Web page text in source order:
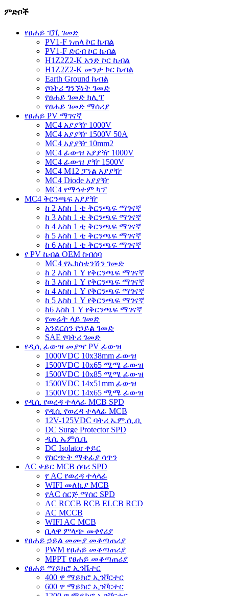
ምድቦች
የፀሐይ ፒቪ ገመድ
PV1-F ነጠላ ኮር ኬብል
PV1-F ድርብ ኮር ኬብል
H1Z2Z2-K አንድ ኮር ኬብል
H1Z2Z2-K መንታ ኮር ኬብል
Earth Ground ኬብል
የባትሪ ግንኙነት ገመድ
የፀሐይ ገመድ ክሊፕ
የፀሐይ ገመድ ማሰሪያ
የፀሐይ PV ማገናኛ
MC4 አያያዥ 1000V
MC4 አያያዥ 1500V 50A
MC4 አያያዥ 10mm2
MC4 ፊውዝ አያያዥ 1000V
MC4 ፊውዝ ያዥ 1500V
MC4 M12 ፓነል አያያዥ
MC4 Diode አያያዥ
MC4 የማኅተም ካፕ
MC4 ቅርንጫፍ አያያዥ
ከ 2 እስከ 1 ቲ ቅርንጫፍ ማገናኛ
ከ 3 እስከ 1 ቲ ቅርንጫፍ ማገናኛ
ከ 4 እስከ 1 ቲ ቅርንጫፍ ማገናኛ
ከ 5 እስከ 1 ቲ ቅርንጫፍ ማገናኛ
ከ 6 እስከ 1 ቲ ቅርንጫፍ ማገናኛ
የ PV ኬብል OEM ስብሰባ
MC4 የኤክስቴንሽን ገመድ
ከ 2 እስከ 1 Y የቅርንጫፍ ማገናኛ
ከ 3 እስከ 1 Y የቅርንጫፍ ማገናኛ
ከ 4 እስከ 1 Y የቅርንጫፍ ማገናኛ
ከ 5 እስከ 1 Y የቅርንጫፍ ማገናኛ
ከ6 እስከ 1 Y የቅርንጫፍ ማገናኛ
የመሬት ላይ ገመድ
አንደርሰን የኃይል ገመድ
SAE የባትሪ ገመድ
የዲሲ ፊውዝ መያዣ PV ፊውዝ
1000VDC 10x38mm ፊውዝ
1500VDC 10x65 ሚሜ ፊውዝ
1500VDC 10x85 ሚሜ ፊውዝ
1500VDC 14x51mm ፊውዝ
1500VDC 14x65 ሚሜ ፊውዝ
የዲሲ የወረዳ ተላላፊ MCB SPD
የዲሲ የወረዳ ተላላፊ MCB
12V-125VDC ባትሪ ኤም.ሲ.ቢ
DC Surge Protector SPD
ዲሲ ኤምሲቢ
DC Isolator ቀይር
የስርጭት ማቀፊያ ሳጥን
AC ቀይር MCB ሰባሪ SPD
የ AC የወረዳ ተላላፊ
WIFI መለኪያ MCB
የAC ሰርጅ ማሰር SPD
AC RCCB RCB ELCB RCD
AC MCCB
WIFI AC MCB
ቢላዋ ምላጭ መቀየሪያ
የፀሐይ ኃይል መሙያ መቆጣጠሪያ
PWM የፀሐይ መቆጣጠሪያ
MPPT የፀሐይ መቆጣጠሪያ
የፀሐይ ማይክሮ ኢንቬተር
400 ዋ ማይክሮ ኢንቮርተር
600 ዋ ማይክሮ ኢንቮርተር